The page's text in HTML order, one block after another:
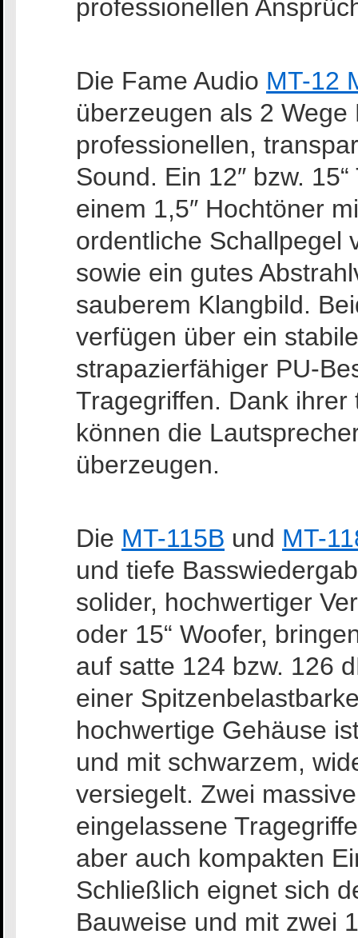
professionellen
Die Fame Audio MT-12
überzeugen als 2
professionellen,
Sound. Ein 12″ bzw.
einem 1,5″ Hochtöner
ordentliche Schallpegel
sowie ein gutes
sauberem Klangbild.
verfügen über ein
strapazierfähiger PU-
Tragegriffen. Dank
können die
überzeugen.
Die MT-115B und MT-
und tiefe
solider, hochwertiger
oder 15“ Woofer,
auf satte 124 bzw. 126
einer
hochwertige Gehäuse
und mit schwarzem,
versiegelt. Zwei
eingelassene
aber auch kompakten
Schließlich eignet sich
Bauweise und mit zwei